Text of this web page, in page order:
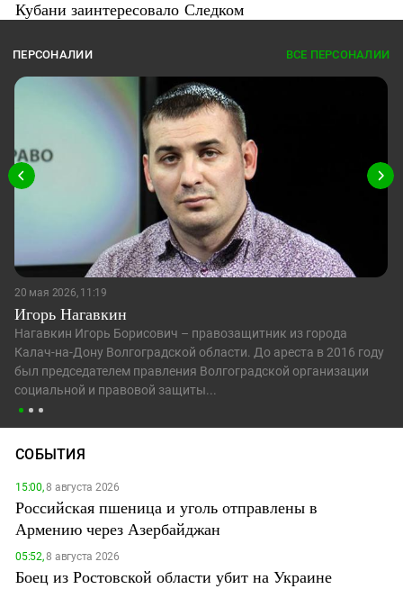
Кубани заинтересовало Следком
ПЕРСОНАЛИИ ВСЕ ПЕРСОНАЛИИ
20 мая 2026, 11:19
Игорь Нагавкин
Нагавкин Игорь Борисович – правозащитник из города
Калач-на-Дону Волгоградской области. До ареста в 2016 году
был председателем правления Волгоградской организации
социальной и правовой защиты...
СОБЫТИЯ
15:00,8 августа 2026
Российская пшеница и уголь отправлены в
Армению через Азербайджан
05:52,8 августа 2026
Боец из Ростовской области убит на Украине